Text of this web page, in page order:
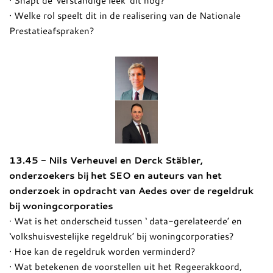
· Welke rol speelt dit in de realisering van de Nationale
Prestatieafspraken?
13.45 - Nils Verheuvel en Derck Stäbler,
onderzoekers bij het SEO en auteurs van het
onderzoek in opdracht van Aedes over de regeldruk
bij woningcorporaties
· Wat is het onderscheid tussen ‘ data-gerelateerde’ en
‘volkshuisvestelijke regeldruk’ bij woningcorporaties?
· Hoe kan de regeldruk worden verminderd?
· Wat betekenen de voorstellen uit het Regeerakkoord,